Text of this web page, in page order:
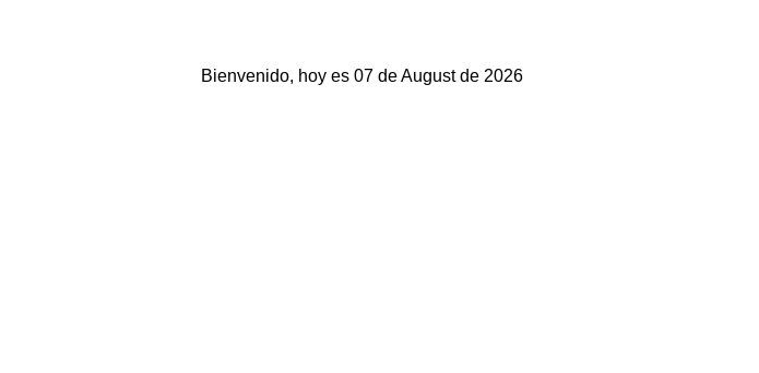
Bienvenido, hoy es 07 de August de 2026